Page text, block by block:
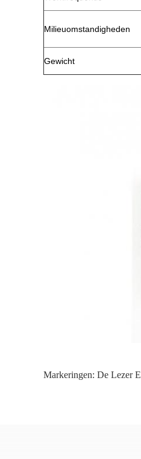
Milieuomstandigheden
Gewicht
Markeringen: De Lezer